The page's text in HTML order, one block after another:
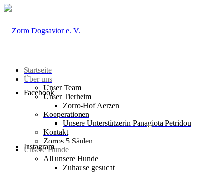
Facebook
Instagram
Startseite
Über uns
Unser Team
Unser Tierheim
Zorro-Hof Aerzen
Kooperationen
Unsere Unterstützerin Panagiota Petridou
Kontakt
Zorros 5 Säulen
Unsere Hunde
All unsere Hunde
Zuhause gesucht